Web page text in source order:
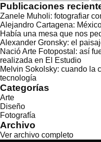
Publicaciones
Zanele Muholi: fotografiar
Alejandro Cartagena:
Había una mesa que nos
Alexander Gronsky: el
Nació Arte Fotopostal: así
realizada en El Estudio
Melvin Sokolsky: cuando la
tecnología
Categorías
Arte
Diseño
Fotografía
Archivo
Ver archivo completo